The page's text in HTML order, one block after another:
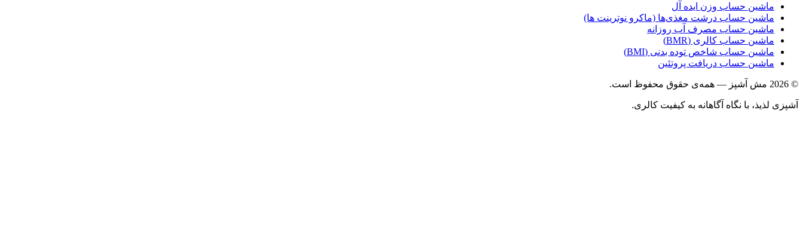
ماشین حساب وزن ایده آل
ماشین حساب درشت مغذی‌ها (ماکرو نوترینت ها)
ماشین حساب مصرف آب روزانه
ماشین حساب کالری (BMR)
ماشین حساب شاخص توده بدنی (BMI)
ماشین حساب دریافت پروتئین
© 2026 مش آشپز — همه‌ی حقوق محفوظ است.
آشپزی لذیذ، با نگاه آگاهانه به کیفیت کالری.